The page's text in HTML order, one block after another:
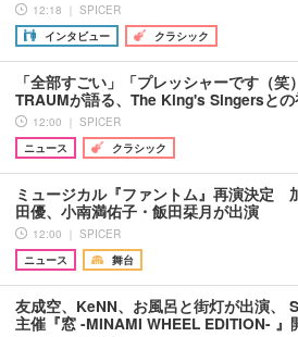
12:18 ｜ SPICER
インタビュー
クラシック
「全部すごい」「プレッシャーです（
TRAUMが語る、The King's Singersと
12:00 ｜ SPICER
ニュース
クラシック
ミュージカル『ファントム』再演決定
田優、小南満佑子・飯田栞月が出演
12:00 ｜ SPICER
ニュース
舞台
友成空、KeNN、お風呂と街灯が出演、
主催『窓 -MINAMI WHEEL EDITION- 』